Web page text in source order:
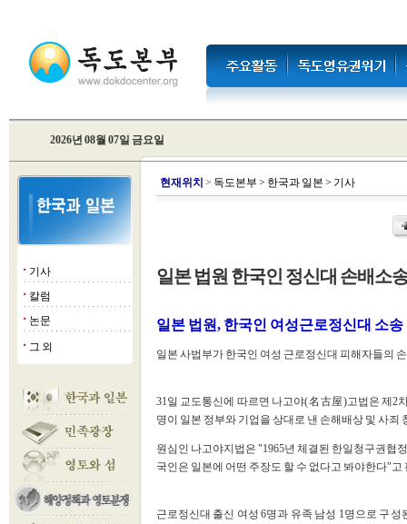
2026년 08월 07일 금요일
■ 기사
■ 칼럼
■ 논문
■ 그 외
현재위치 > 독도본부 > 한국과 일본 > 기사
일본 법원 한국인 정신대 손배소
일본 법원, 한국인 여성근로정신대 소송
일본 사법부가 한국인 여성 근로정신대 피해자들의
31일 교도통신에 따르면 나고야(名古屋)고법은 제2
명이 일본 정부와 기업을 상대로 낸 손해배상 및 사
원심인 나고야지법은 "1965년 체결된 한일청구권협
국인은 일본에 어떤 주장도 할 수 없다고 봐야한다"고
근로정신대 출신 여성 6명과 유족 남성 1명으로 구